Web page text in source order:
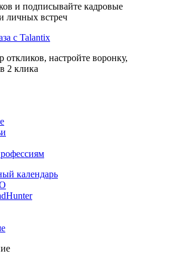
и подписывайте кадровые
личных встреч
с Talantix
откликов, настройте воронку,
2 клика
календарь